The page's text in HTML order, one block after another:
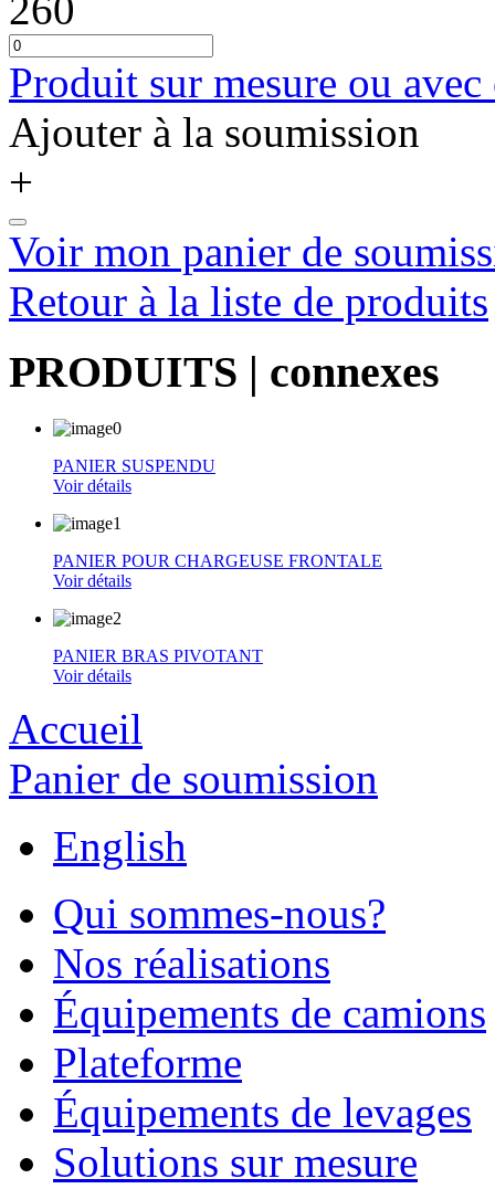
Produit sur mesure ou
Ajouter à la soumission
+
Voir mon panier de
Retour à la liste de produits
PRODUITS | connexes
PANIER SUSPENDU
Voir détails
PANIER POUR CHARGEUSE FRONTALE
Voir détails
PANIER BRAS PIVOTANT
Voir détails
Accueil
Panier de soumission
English
Qui sommes-nous?
Nos réalisations
Équipements de camions
Plateforme
Équipements de levages
Solutions sur mesure